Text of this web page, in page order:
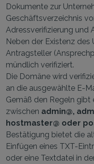
Dokumente zur
Geschäftsverzeichnis
Adressverifizierung und
Neben der Existenz
Antragsteller
mündlich verifiziert.
Die Domäne wird
an die ausgewählte E-
Gemäß den Regeln gibt
zwischen admin@,
hostmaster@ oder
Bestätigung bietet die
Einfügen eines TXT-
oder eine Textdatei in